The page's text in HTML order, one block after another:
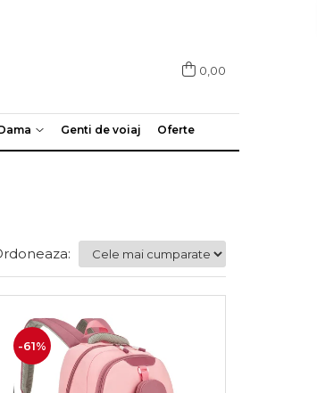
0,00
Genti de voiaj Oferte
-61%